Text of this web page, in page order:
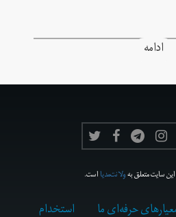
ادامه
سایت متعلق بهولانت‌مدیااست.
حرفه‌ای ما استخدام